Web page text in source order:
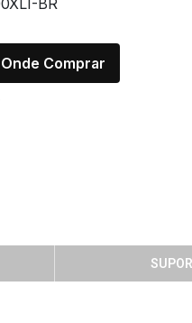
BR
Onde Comprar